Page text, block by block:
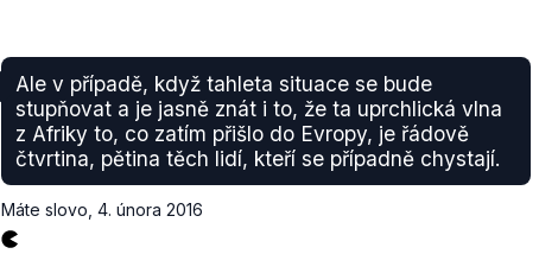
Ale v případě, když tahleta situace se bude
stupňovat a je jasně znát i to, že ta uprchlická vlna
z Afriky to, co zatím přišlo do Evropy, je řádově
čtvrtina, pětina těch lidí, kteří se případně chystají.
Máte slovo 4. února 2016